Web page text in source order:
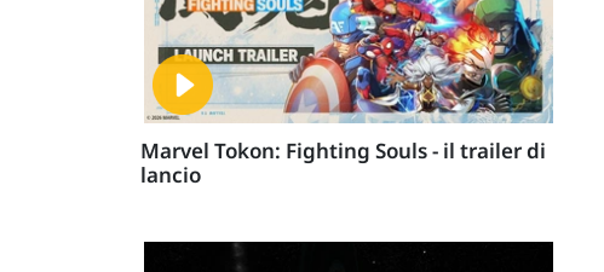
Marvel Tokon: Fighting Souls - il trailer di
lancio